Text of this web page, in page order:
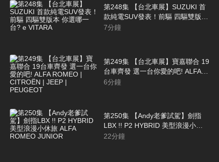
第248集 【台北車展】SUZUKI 首
款純電SUV發表！前驅 四驅雙版本
你選哪一台? e VITARA
7分鐘
第249集 【台北車展】寶嘉聯合 19
台車齊發 選一台你愛的吧! ALFA
ROMEO | CITROËN | JEEP |
6分鐘
第250集 【Andy老爹試駕】劍指
LBX !! P2 HYBRID 美型浪漫小休
旅 ALFA ROMEO JUNIOR
22分鐘